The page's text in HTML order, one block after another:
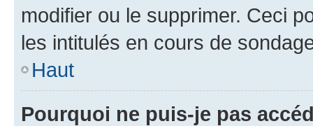
modifier ou le supprimer. Ceci
les intitulés en cours de
Haut
Pourquoi ne puis-je pas